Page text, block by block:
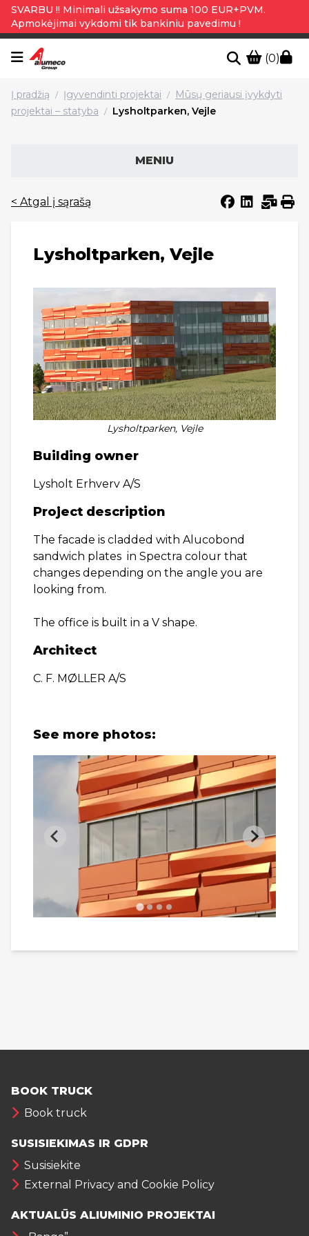
SVARBU !! Minimali užsakymo suma 100 EUR+PVM.
Apmokėjimai vykdomi tik bankiniu pavedimu !
(0)
Į pradžią / Įgyvendinti projektai /
Mūsų geriausi įvykdyti
projektai – statyba / Lysholtparken, Vejle
MENIU
< Atgal į sąrašą
Lysholtparken, Vejle
Lysholtparken, Vejle
Building owner
Lysholt Erhverv A/S
Project description
The facade is cladded with Alucobond
sandwich plates in Spectra colour that
changes depending on the angle you are
looking from.
The office is built in a V shape.
Architect
C. F. MØLLER A/S
See more photos:
BOOK TRUCK
Book truck
SUSISIEKIMAS IR GDPR
Susisiekite
External Privacy and Cookie Policy
AKTUALŪS ALIUMINIO PROJEKTAI